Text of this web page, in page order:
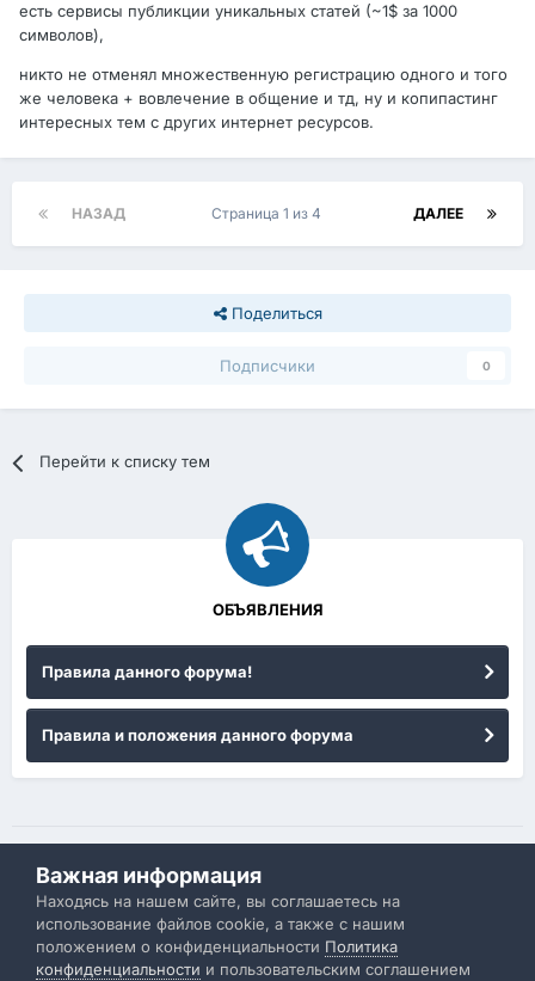
есть сервисы публикции уникальных статей (~1$ за 1000
символов),
никто не отменял множественную регистрацию одного и того
же человека + вовлечение в общение и тд, ну и копипастинг
интересных тем с других интернет ресурсов.
НАЗАД ДАЛЕЕ
Страница 1 из 4
Поделиться
Подписчики 0
Перейти к списку тем
ОБЪЯВЛЕНИЯ
Правила данного форума!
Правила и положения данного форума
Политика конфиденциальности Обратная связь
IBResource
Powered by Invision Community
Важная информация
Находясь на нашем сайте, вы соглашаетесь на
использование файлов cookie, а также с нашим
положением о конфиденциальности Политика
конфиденциальности и пользовательским соглашением